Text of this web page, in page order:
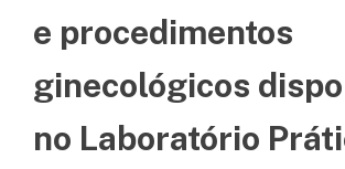
e procedimentos
ginecológicos
no Laboratório